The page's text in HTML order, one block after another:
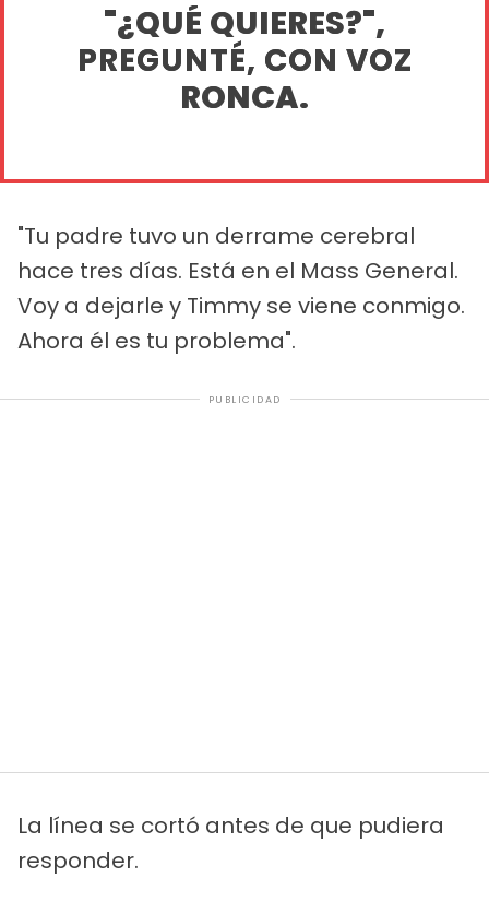
"¿QUÉ QUIERES?",
PREGUNTÉ, CON VOZ
RONCA.
"Tu padre tuvo un derrame cerebral
hace tres días. Está en el Mass General.
Voy a dejarle y Timmy se viene conmigo.
Ahora él es tu problema".
PUBLICIDAD
La línea se cortó antes de que pudiera
responder.